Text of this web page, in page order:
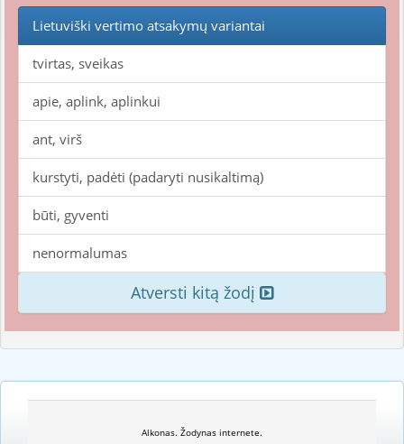
Lietuviški vertimo atsakymų variantai
tvirtas, sveikas
apie, aplink, aplinkui
ant, virš
kurstyti, padėti (padaryti nusikaltimą)
būti, gyventi
nenormalumas
Atversti kitą žodį
Alkonas. Žodynas internete.